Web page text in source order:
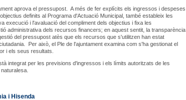
aprova el pressupost. A més de fer explícits els ingressos i despeses
definits al Programa d'Actuació Municipal, també estableix les
execució i l'avaluació del compliment dels objectius i fixa les
administrativa dels recursos financers; en aquest sentit, la transparència
del pressupost atès que els recursos que s'utilitzen han estat
Per això, el Ple de l'ajuntament examina com s'ha gestionat el
i els seus resultats.
integrat per les previsions d'ingressos i els límits autoritzats de les
i Hisenda